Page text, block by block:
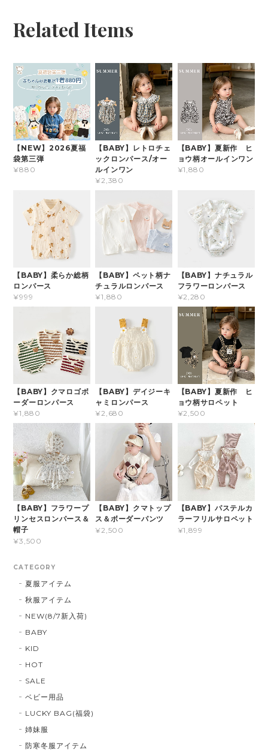
Related Items
【NEW】2026夏福
袋第三弾
¥880
【BABY】レトロチェ
ックロンパース/オー
ルインワン
¥2,380
【BABY】夏新作 ヒ
ョウ柄オールインワン
¥1,880
【BABY】柔らか総柄
ロンパース
¥999
【BABY】ペット柄ナ
チュラルロンパース
¥1,880
【BABY】ナチュラル
フラワーロンパース
¥2,280
【BABY】クマロゴボ
ーダーロンパース
¥1,880
【BABY】デイジーキ
ャミロンパース
¥2,680
【BABY】夏新作 ヒ
ョウ柄サロペット
¥2,500
【BABY】フラワープ
リンセスロンパース＆
帽子
¥3,500
【BABY】クマトップ
ス＆ボーダーパンツ
¥2,500
【BABY】パステルカ
ラーフリルサロペット
¥1,899
CATEGORY
夏服アイテム
秋服アイテム
NEW(8/7新入荷)
BABY
KID
HOT
SALE
ベビー用品
LUCKY BAG(福袋)
姉妹服
防寒冬服アイテム